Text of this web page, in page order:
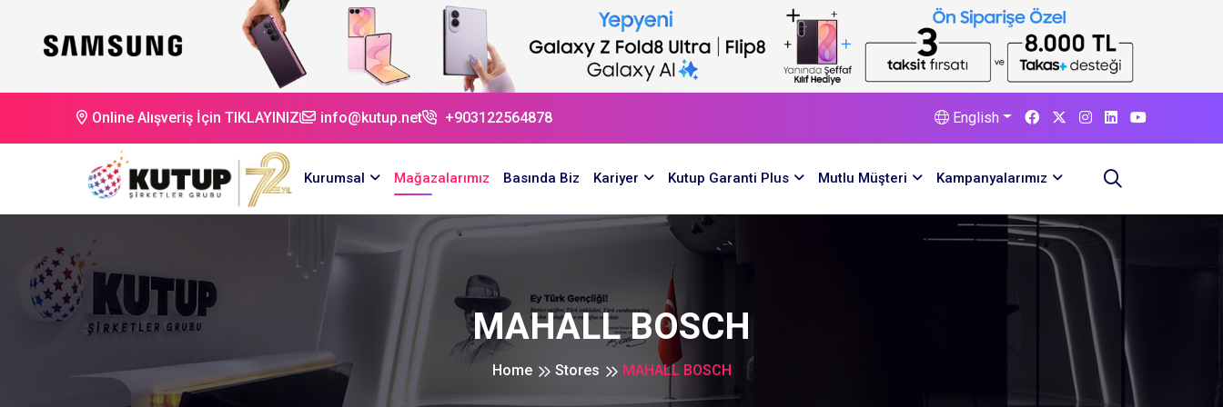
Online Alışveriş İçin TIKLAYINIZ info@kutup.net +903122564878 English
Kurumsal Mağazalarımız Basında Biz Kariyer Kutup Garanti Plus Mutlu Müşteri Kampanyalarımız
MAHALL BOSCH
Home Stores MAHALL BOSCH